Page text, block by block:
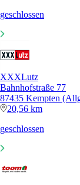
geschlossen
XXXLutz
Bahnhofstraße 77
87435 Kempten
20,56 km
geschlossen